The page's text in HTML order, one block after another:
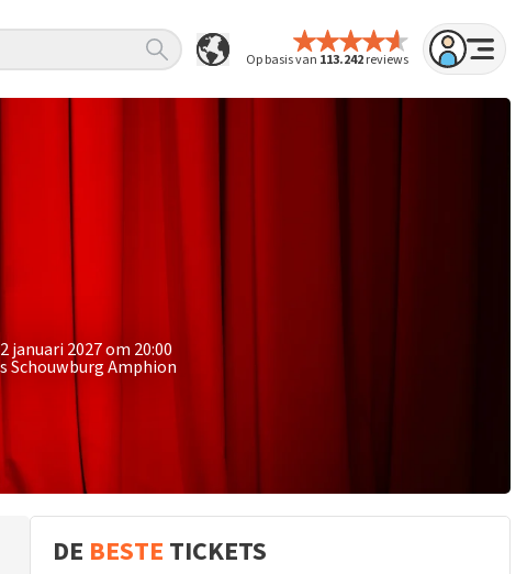
Op basis van 113.242reviews
2027 om 20:00
Schouwburg Amphion
DE BESTE TICKETS